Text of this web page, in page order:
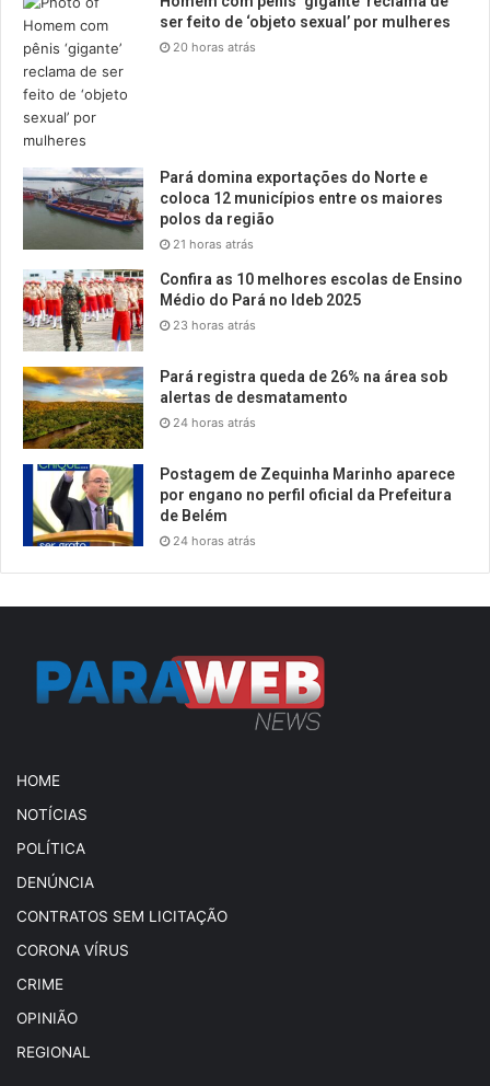
ser feito de ‘objeto sexual’ por mulheres
20 horas atrás
Pará domina exportações do Norte e
coloca 12 municípios entre os maiores
polos da região
21 horas atrás
Confira as 10 melhores escolas de Ensino
Médio do Pará no Ideb 2025
23 horas atrás
Pará registra queda de 26% na área sob
alertas de desmatamento
24 horas atrás
Postagem de Zequinha Marinho aparece
por engano no perfil oficial da Prefeitura
de Belém
24 horas atrás
HOME
NOTÍCIAS
POLÍTICA
DENÚNCIA
CONTRATOS SEM LICITAÇÃO
CORONA VÍRUS
CRIME
OPINIÃO
REGIONAL